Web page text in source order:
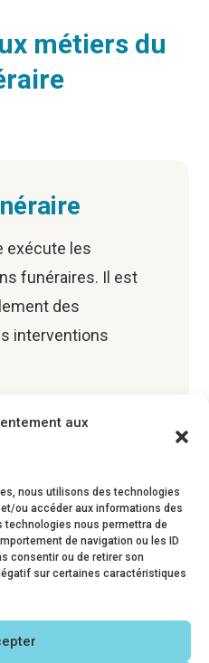
aux
nous utilisons des technologies
ou accéder aux informations des
technologies nous permettra de
de navigation ou les ID
consentir ou de retirer son
sur certaines caractéristiques
métiers du
exécute les
funéraires. Il est
des
interventions
pour
sur l’organisation
en